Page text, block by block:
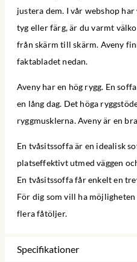
justera dem. I vår webshop
tyg eller färg, är du varmt
från skärm till skärm. Aveny
faktabladet nedan.
Aveny har en hög rygg. En
en lång dag. Det höga
ryggmusklerna. Aveny är en
En tvåsitssoffa är en idealisk
platseffektivt utmed väggen
En tvåsitssoffa får enkelt en
För dig som vill ha
flera fåtöljer.
Specifikationer